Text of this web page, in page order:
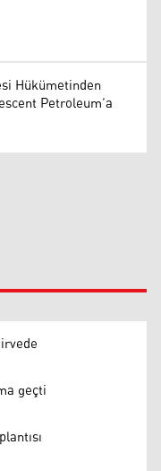
Hükümetinden
Petroleum’a
geçti